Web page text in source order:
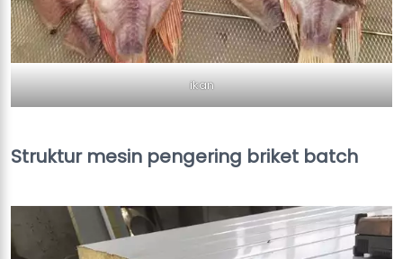
ikan
Struktur mesin pengering briket batch